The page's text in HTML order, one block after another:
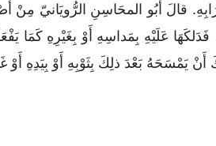
قالَ أبُو المحَاسِنِ الرُّويَانيّ مِنْ
عَلَيْهِ بِمَداسِهِ أَوْ بِغَيْرِهِ كَمَا
يَمْسَحَهُ بَعْدَ ذلِكَ بِثَوْبِهِ أَوْ بِيَدِهِ أَوْ